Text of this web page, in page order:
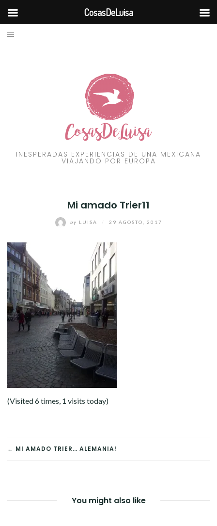
Skip
INESPERADAS EXPERIENCIAS DE UNA MEXICANA
VIAJANDO POR EUROPA
Mi amado Trier11
by LUISA 29 AGOSTO, 2017
(Visited 6 times, 1 visits today)
NAVEGACIÓN
← MI AMADO TRIER… ALEMANIA!
You might also like
CosasDeLuisa